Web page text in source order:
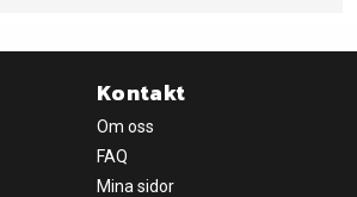
Kontakt
Om oss
FAQ
Mina sidor